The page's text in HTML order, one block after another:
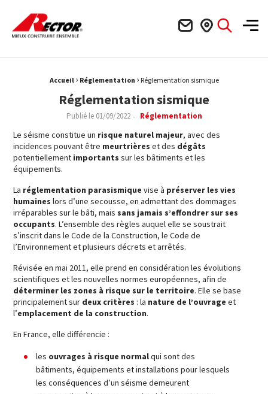
Rector Mieux construire ensemble
Fil d'Ariane :Accueil › Réglementation › Réglementation sismique
Réglementation sismique
Publié le 01/09/2022 Réglementation
Le séisme constitue un risque naturel majeur, avec des
incidences pouvant être meurtrières et des dégâts
potentiellement importants sur les bâtiments et les
équipements.
La réglementation parasismique vise à préserver les vies
humaines lors d’une secousse, en admettant des dommages
irréparables sur le bâti, mais sans jamais s’effondrer sur ses
occupants. L’ensemble des règles auquel elle se soustrait
s’inscrit dans le Code de la Construction, le Code de
l’Environnement et plusieurs décrets et arrêtés.
Révisée en mai 2011, elle prend en considération les évolutions
scientifiques et les nouvelles normes européennes, afin de
déterminer les zones à risque sur le territoire. Elle se base
principalement sur deux critères : la nature de l’ouvrage et
l’emplacement de la construction.
En France, elle différencie :
les ouvrages à risque normalqui sont des
bâtiments, équipements et installations pour lesquels
les conséquences d’un séisme demeurent